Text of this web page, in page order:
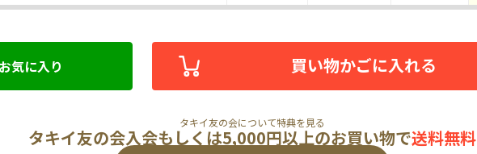
お気に入り 買い物かごに入れる
タキイ友の会について特典を見る
タキイ友の会入会もしくは5,000円以上のお買い物で送料無料